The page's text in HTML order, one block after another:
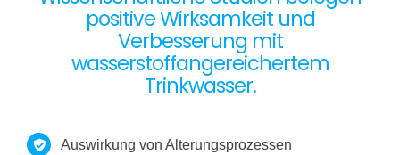
positive Wirksamkeit und
Verbesserung mit
wasserstoffangereichertem
Trinkwasser.
Auswirkung von Alterungsprozessen